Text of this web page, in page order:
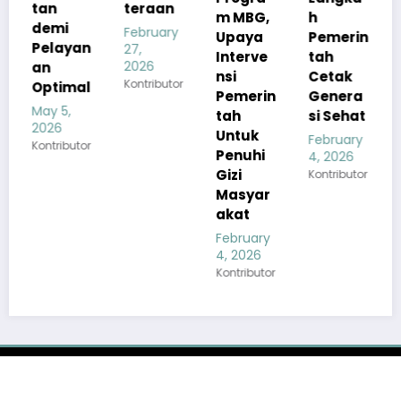
teraan
February
27,
2026
Kontributor
m MBG,
Upaya
Interve
nsi
h
Pemerin
tah
Cetak
Genera
si Sehat
February
4, 2026
Kontributor
Makan
Bergizi
GratisO
leh:
Putri
Ayu
Lestari
February